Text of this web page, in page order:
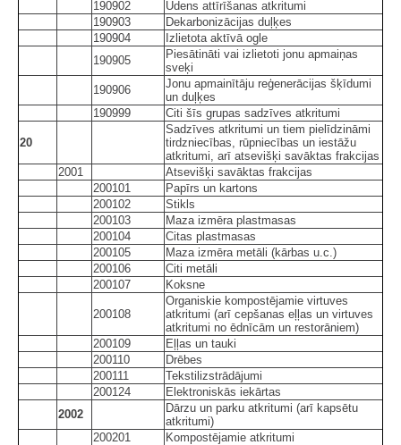
190902
Ūdens attīrīšanas atkritumi
190903
Dekarbonizācijas duļķes
190904
Izlietota aktīvā ogle
190905
Piesātināti vai izlietoti jonu apmaiņas
sveķi
190906
Jonu apmainītāju reģenerācijas šķīdumi
un duļķes
190999
Citi šīs grupas sadzīves atkritumi
20
Sadzīves atkritumi un tiem pielīdzināmi
tirdzniecības, rūpniecības un iestāžu
atkritumi, arī atsevišķi savāktas frakcijas
2001
Atsevišķi savāktas frakcijas
200101
Papīrs un kartons
200102
Stikls
200103
Maza izmēra plastmasas
200104
Citas plastmasas
200105
Maza izmēra metāli (kārbas u.c.)
200106
Citi metāli
200107
Koksne
200108
Organiskie kompostējamie virtuves
atkritumi (arī cepšanas eļļas un virtuves
atkritumi no ēdnīcām un restorāniem)
200109
Eļļas un tauki
200110
Drēbes
200111
Tekstilizstrādājumi
200124
Elektroniskās iekārtas
2002
Dārzu un parku atkritumi (arī kapsētu
atkritumi)
200201
Kompostējamie atkritumi